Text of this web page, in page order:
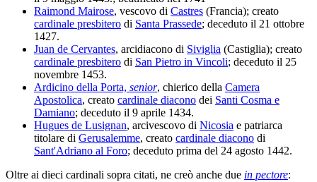
Raimond Mairose, vescovo di Castres (Francia); creato
cardinale presbitero di Santa Prassede; deceduto il 21 ottobre
1427.
Juan de Cervantes, arcidiacono di Siviglia (Castiglia); creato
cardinale presbitero di San Pietro in Vincoli; deceduto il 25
novembre 1453.
Ardicino della Porta, senior, chierico della Camera
Apostolica, creato cardinale diacono dei Santi Cosma e
Damiano; deceduto il 9 aprile 1434.
Hugues de Lusignan, arcivescovo di Nicosia e patriarca
titolare di Gerusalemme, creato cardinale diacono di
Sant'Adriano al Foro; deceduto prima del 24 agosto 1442.
Oltre ai dieci cardinali sopra citati, ne creò anche due in pectore: